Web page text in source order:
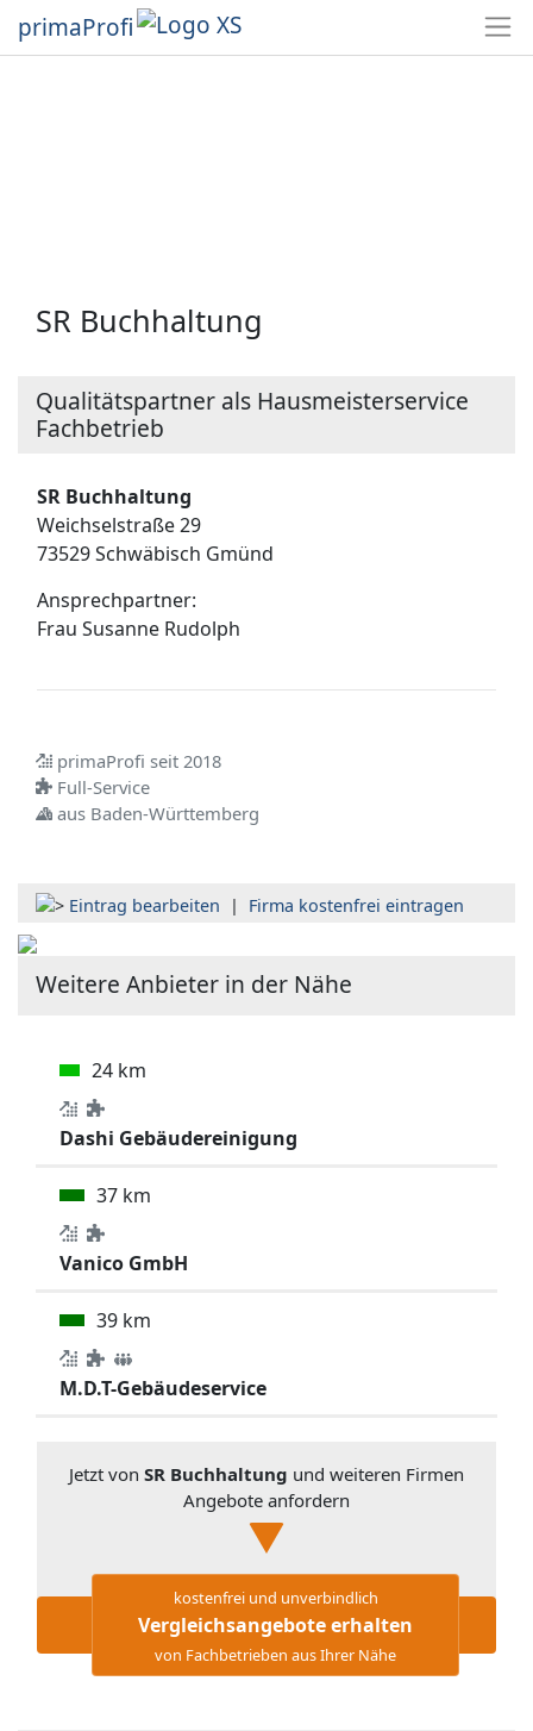
primaProfi
SR Buchhaltung
Qualitätspartner als Hausmeisterservice
Fachbetrieb
SR Buchhaltung
Weichselstraße 29
73529 Schwäbisch Gmünd
Ansprechpartner:
Frau Susanne Rudolph
primaProfi seit 2018
Full-Service
aus Baden-Württemberg
Eintrag bearbeiten | Firma kostenfrei eintragen
Weitere Anbieter in der Nähe
24 km
Dashi Gebäudereinigung
37 km
Vanico GmbH
39 km
M.D.T-Gebäudeservice
Jetzt von SR Buchhaltung und weiteren Firmen
Angebote anfordern
kostenfrei und unverbindlich
Vergleichsangebote erhalten
von Fachbetrieben aus Ihrer Nähe